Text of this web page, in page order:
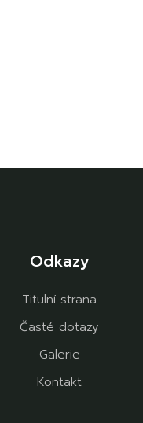
Odkazy
Titulní strana
Časté dotazy
Galerie
Kontakt